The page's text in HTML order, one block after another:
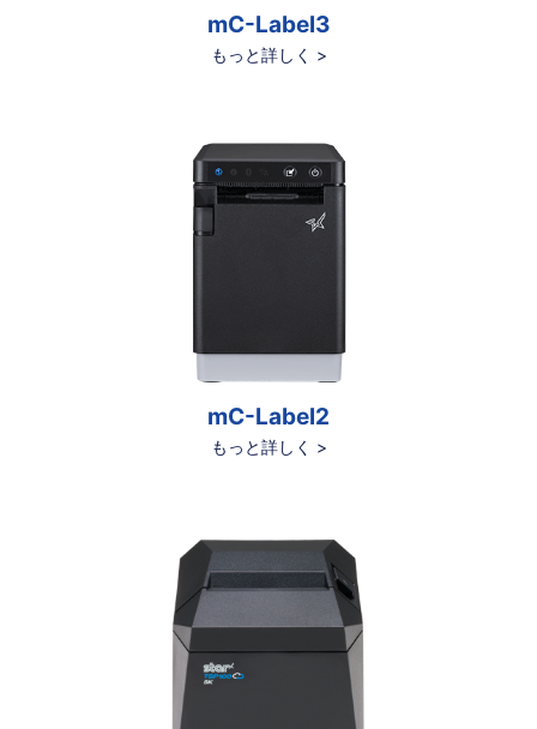
mC-Label3
もっと詳しく >
mC-Label2
もっと詳しく >